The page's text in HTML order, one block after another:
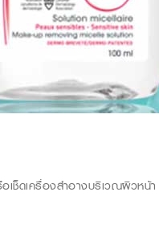
ช็ดเครื่องสำอางบริเวณผิวหน้